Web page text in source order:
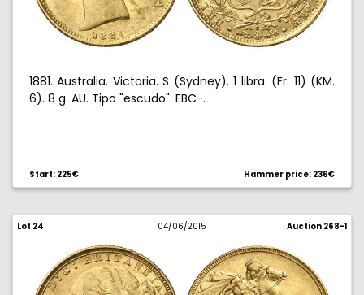
1881. Australia. Victoria. S (Sydney). 1 libra. (Fr. 11) (KM.
6). 8 g. AU. Tipo "escudo". EBC-.
Start: 225€ Hammer price: 236€
Lot 24 04/06/2015 Auction 268-1